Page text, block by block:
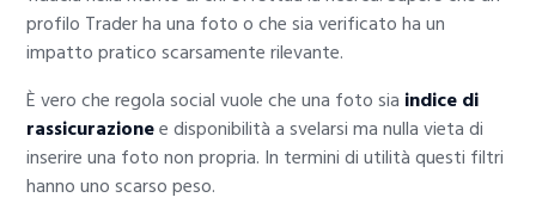
profilo Trader ha una foto o che sia verificato ha un
impatto pratico scarsamente rilevante.
È vero che regola social vuole che una foto sia indice di
rassicurazionee disponibilità a svelarsi ma nulla vieta di
inserire una foto non propria. In termini di utilità questi filtri
hanno uno scarso peso.